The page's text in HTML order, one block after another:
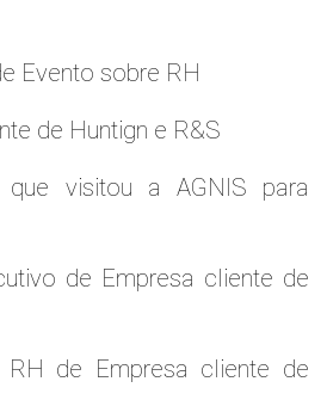
Evento sobre RH
de Huntign e R&S
visitou a AGNIS para
de Empresa cliente de
de Empresa cliente de